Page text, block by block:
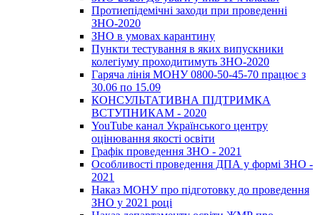
Протиепідемічні заходи при проведенні
ЗНО-2020
ЗНО в умовах карантину
Пункти тестування в яких випускники
колегіуму проходитимуть ЗНО-2020
Гаряча лінія МОНУ 0800-50-45-70 працює з
30.06 по 15.09
КОНСУЛЬТАТИВНА ПІДТРИМКА
ВСТУПНИКАМ - 2020
YouTube канал Українського центру
оцінювання якості освіти
Графік проведення ЗНО - 2021
Особливості проведення ДПА у формі ЗНО -
2021
Наказ МОНУ про підготовку до проведення
ЗНО у 2021 році